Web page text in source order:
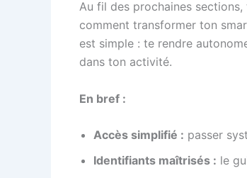
Au fil des prochaines
comment transformer ton
est simple : te rendre
dans ton activité.
En bref :
Accès simplifié : passer
Identifiants maîtrisés : le